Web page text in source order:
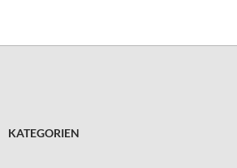
KATEGORIEN